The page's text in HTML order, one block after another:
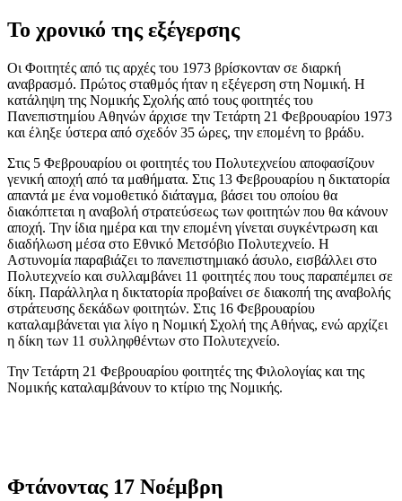
Το χρονικό της εξέγερσης
Οι Φοιτητές από τις αρχές του 1973 βρίσκονταν σε διαρκή
αναβρασμό. Πρώτος σταθμός ήταν η εξέγερση στη Νομική. Η
κατάληψη της Νομικής Σχολής από τους φοιτητές του
Πανεπιστημίου Αθηνών άρχισε την Τετάρτη 21 Φεβρουαρίου 1973
και έληξε ύστερα από σχεδόν 35 ώρες, την επομένη το βράδυ.
Στις 5 Φεβρουαρίου οι φοιτητές του Πολυτεχνείου αποφασίζουν
γενική αποχή από τα μαθήματα. Στις 13 Φεβρουαρίου η δικτατορία
απαντά με ένα νομοθετικό διάταγμα, βάσει του οποίου θα
διακόπτεται η αναβολή στρατεύσεως των φοιτητών που θα κάνουν
αποχή. Την ίδια ημέρα και την επομένη γίνεται συγκέντρωση και
διαδήλωση μέσα στο Εθνικό Μετσόβιο Πολυτεχνείο. Η
Αστυνομία παραβιάζει το πανεπιστημιακό άσυλο, εισβάλλει στο
Πολυτεχνείο και συλλαμβάνει 11 φοιτητές που τους παραπέμπει σε
δίκη. Παράλληλα η δικτατορία προβαίνει σε διακοπή της αναβολής
στράτευσης δεκάδων φοιτητών. Στις 16 Φεβρουαρίου
καταλαμβάνεται για λίγο η Νομική Σχολή της Αθήνας, ενώ αρχίζει
η δίκη των 11 συλληφθέντων στο Πολυτεχνείο.
Την Τετάρτη 21 Φεβρουαρίου φοιτητές της Φιλολογίας και της
Νομικής καταλαμβάνουν το κτίριο της Νομικής.
Φτάνοντας 17 Νοέμβρη